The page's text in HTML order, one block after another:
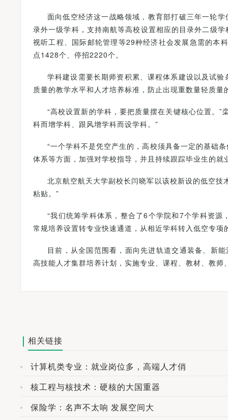
面向低空经济这一战略领域，教育部打破三年一轮
录外一级学科，支持南航等高校设置相应的目录外二级
视听工程、国际邮轮管理等29种经济社会发展急需的本
点1428个、停招2220个。
学科建设需要长期师资积累、课程体系建设以及试
质量的教学水平和人才培养标准，防止出现重数量轻质量
“高校设置新的学科，要把质量摆在关键核心位置。
科而增学科、跟风增学科而设学科。”
“一个学科不是凭空产生的，高校须具备一定的基础
体系等方面，加强对学校指导，并且持续跟踪毕业生的
北京航空航天大学副校长闫晓军以该校新设的低空
粘贴。”
“我们统筹学科体系，整合了6个学院和7个学科资
常规培养设置转专业快速通道，从相近学科转入低空专项
目前，从全国范围看，面向先进轨道交通装备、新
高技能人才集群培养计划，实施专业、课程、教材、教
相关链接
计算机类专业：就业岗位多，高端人才俏
核工程与核技术：硬核的大国重器
保险学：名声不太响 发展空间大